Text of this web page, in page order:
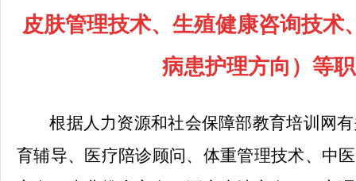
皮肤管理技术、生殖健康咨询技
病患护理方向）等
根据人力资源和社会保障部教育培训网
育辅导、医疗陪诊顾问、体重管理技术、中